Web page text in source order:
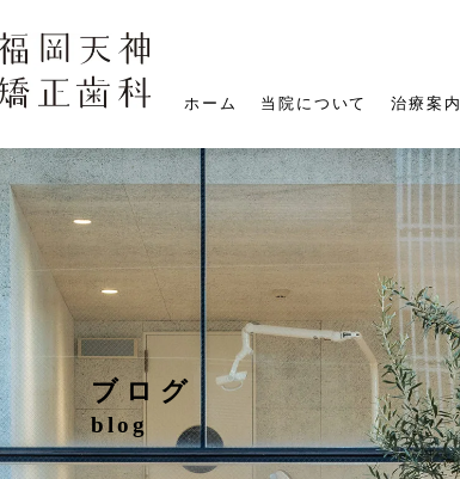
ホーム 当院について 治療案内
ブログ
blog